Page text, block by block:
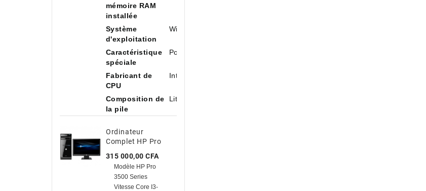
mémoire RAM
installée
Système
d'exploitation
Windows 11 Home
Caractéristique
spéciale
Portable
Fabricant de
CPU
Intel
Composition de
la pile
Lithium-ion
Ordinateur
Complet HP Pro
3220 3.30Ghz/ 500
Go HDD / 4 Go
Avec TVA
Prix
315 000,00 CFA
Modèle HP Pro
3500 Series
Vitesse Core I3-